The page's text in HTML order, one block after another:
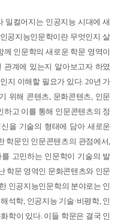
일컬어지는 인공지능 시대에 새
공지능인문학이란 무엇인지 살
인문학의 새로운 학문 영역이
관계에 있는지 알아보고자 하였
지 이해할 필요가 있다. 20년 가
위해 콘텐츠, 문화콘텐츠, 인문
고 이를 통해 인문콘텐츠의 정
을 기술의 형태에 담아 새로운
학문인 인문콘텐츠의 관점에서,
고민하는 인문학이 기술의 발
학문 영역인 문화콘텐츠와 인문
인공지능인문학의 분야로는 인
석학, 인공지능 기술·비평학, 인
학이 있다. 이들 학문은 결국 인